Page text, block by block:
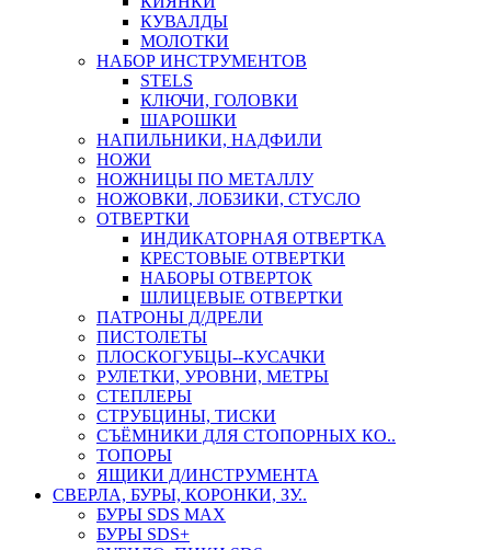
КУВАЛДЫ
МОЛОТКИ
НАБОР ИНСТРУМЕНТОВ
STELS
КЛЮЧИ, ГОЛОВКИ
ШАРОШКИ
НАПИЛЬНИКИ, НАДФИЛИ
НОЖИ
НОЖНИЦЫ ПО МЕТАЛЛУ
НОЖОВКИ, ЛОБЗИКИ, СТУСЛО
ОТВЕРТКИ
ИНДИКАТОРНАЯ ОТВЕРТКА
КРЕСТОВЫЕ ОТВЕРТКИ
НАБОРЫ ОТВЕРТОК
ШЛИЦЕВЫЕ ОТВЕРТКИ
ПАТРОНЫ Д/ДРЕЛИ
ПИСТОЛЕТЫ
ПЛОСКОГУБЦЫ--КУСАЧКИ
РУЛЕТКИ, УРОВНИ, МЕТРЫ
СТЕПЛЕРЫ
СТРУБЦИНЫ, ТИСКИ
СЪЁМНИКИ ДЛЯ СТОПОРНЫХ КО..
ТОПОРЫ
ЯЩИКИ Д/ИНСТРУМЕНТА
СВЕРЛА, БУРЫ, КОРОНКИ, ЗУ..
БУРЫ SDS MAX
БУРЫ SDS+